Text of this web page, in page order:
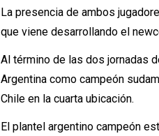
La presencia de ambos
que viene desarrollando el
Al término de las dos jornadas
Argentina como campeón
Chile en la cuarta ubicación.
El plantel argentino campeón